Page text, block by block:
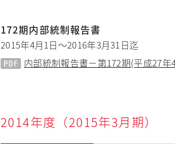
172期内部統制報告書
2015年4月1日～2016年3月31日迄
内部統制報告書－第172期(平成27
2014年度（2015年3月期）